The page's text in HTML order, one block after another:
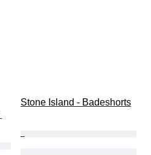
Stone Island - Badeshorts